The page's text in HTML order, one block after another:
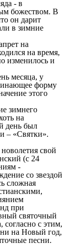
- в
божеством. В
он дарит
в зимние
на
на время,
изменилось и
месяца, у
форму
этого
зимнего
на
день был
– «Святки».
свой
(с 24
-
со звездой
сложная
при
святочный
с этим,
на Новый год,
песни.